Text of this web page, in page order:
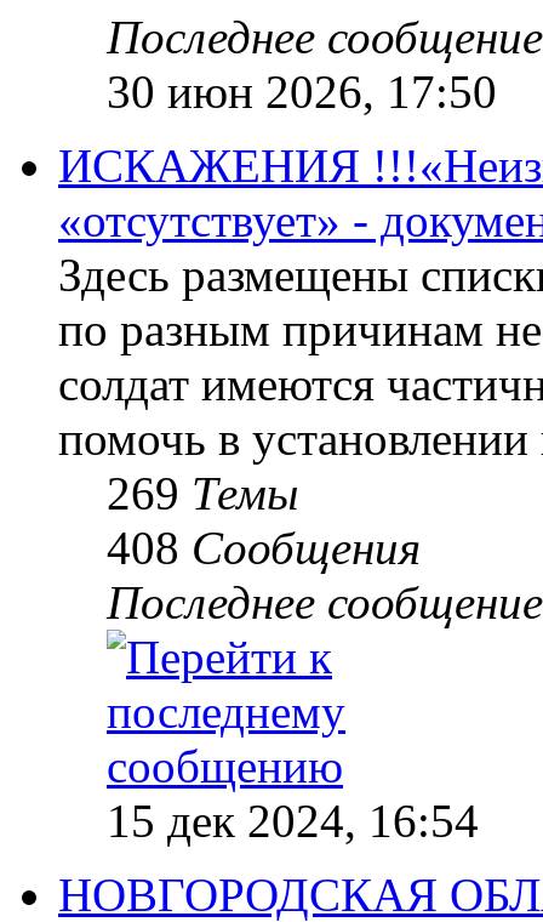
Последнее сообщение
30 июн 2026, 17:50
ИСКАЖЕНИЯ
«отсутствует» -
Здесь размещены
по разным причинам
солдат имеются
помочь в
269 Темы
408 Сообщения
Последнее сообщение
15 дек 2024, 16:54
НОВГОРОДСКАЯ